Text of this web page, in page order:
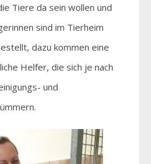
Tiere da sein wollen und
sind im Tierheim
dazu kommen eine
Helfer, die sich je nach
und